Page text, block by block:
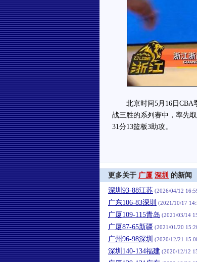
北京时间5月16日CBA季
战三胜的系列赛中，率先
31分13篮板3助攻。
更多关于 广厦 深圳 的新闻
深圳93-88江苏 (2026/04/12
广东106-83深圳 (2021/10/17
广厦109-115青岛 (2021/03/14
广厦87-65新疆 (2021/01/20
广州96-98深圳 (2020/12/21
深圳140-134福建 (2020/12/12